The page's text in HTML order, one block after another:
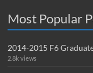
Most Popular
2014-2015 F6
2.8k views